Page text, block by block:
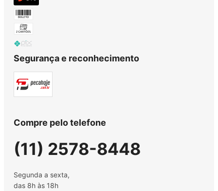
Segurança e reconhecimento
Compre pelo telefone
(11) 2578-8448
Segunda a sexta,
das 8h às 18h